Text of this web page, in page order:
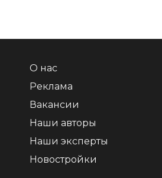
О нас
Реклама
Вакансии
Наши авторы
Наши эксперты
Новостройки